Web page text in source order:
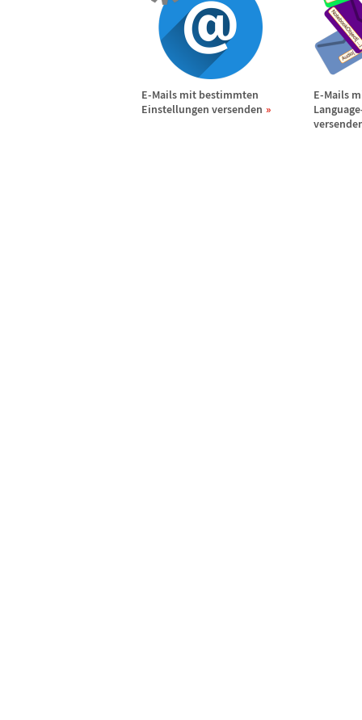
E-Mails mit bestimmten
Einstellungen versenden
E-Mails